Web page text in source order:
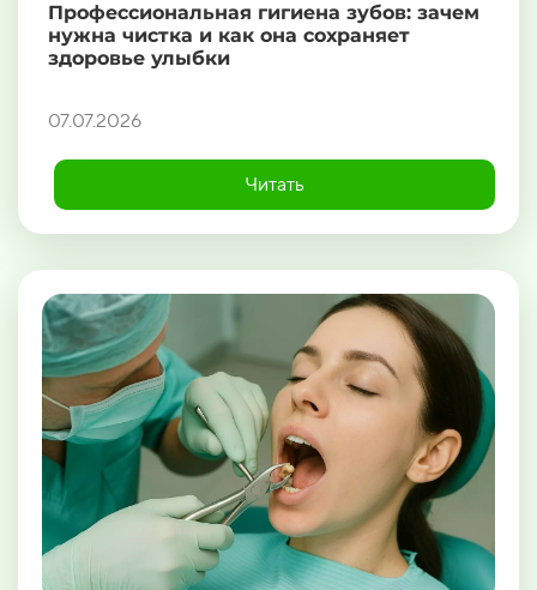
Профессиональная гигиена зубов: зачем
нужна чистка и как она сохраняет
здоровье улыбки
07.07.2026
Читать